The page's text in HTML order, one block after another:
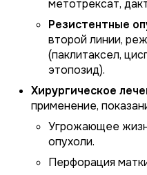
метотрексат,
Резистентные
второй линии,
(паклитаксел,
этопозид).
Хирургическое
применение,
Угрожающее
опухоли.
Перфорация